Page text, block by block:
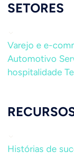
SETORES
Varejo e e-
Automotivo
hospitalidade
Histórias de